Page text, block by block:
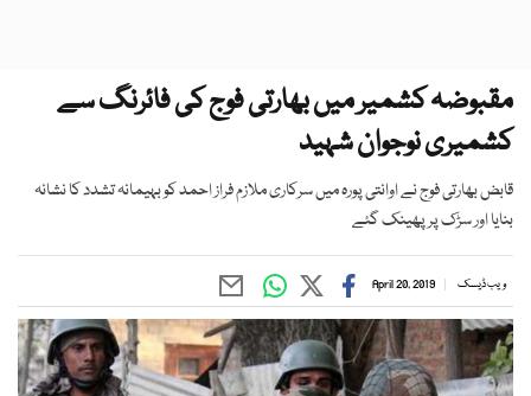
مقبوضہ کشمیر میں بھارتی فوج کی فائرنگ سے
کشمیری نوجوان شہید
قابض بھارتی فوج نے اوانتی پورہ میں سرکاری ملازم فراز احمد کو بہیمانہ تشدد کا نشانہ
بنایا اور سڑک پر پھینک گئے
ویب ڈیسک April 20, 2019